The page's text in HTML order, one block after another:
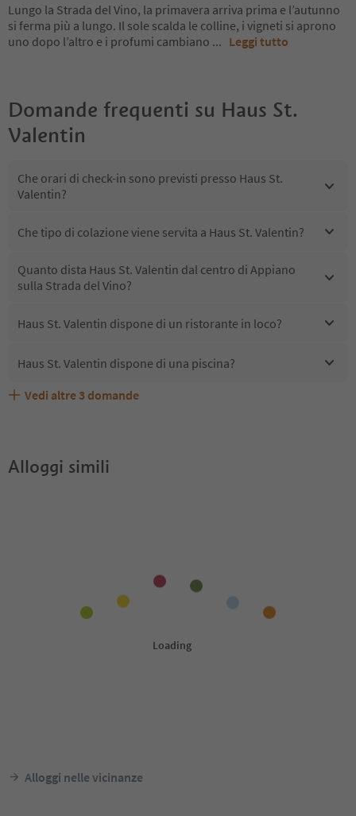
Lungo la Strada del Vino, la primavera arriva prima e l’autunno
si ferma più a lungo. Il sole scalda le colline, i vigneti si aprono
uno dopo l’altro e i profumi cambiano ... Leggi tutto
Domande frequenti su Haus St.
Valentin
Che orari di check-in sono previsti presso Haus St.
Valentin?
Che tipo di colazione viene servita a Haus St. Valentin?
Quanto dista Haus St. Valentin dal centro di Appiano
sulla Strada del Vino?
Haus St. Valentin dispone di un ristorante in loco?
Haus St. Valentin dispone di una piscina?
Haus St. Valentin accetta animali domestici?
Quali servizi/attività sono disponibili presso Haus St.
Gli ospiti di Haus St. Valentin ricevono l'Alto Adige Guest
Vedi altre 3 domande
Alloggi simili
Alloggi nelle vicinanze